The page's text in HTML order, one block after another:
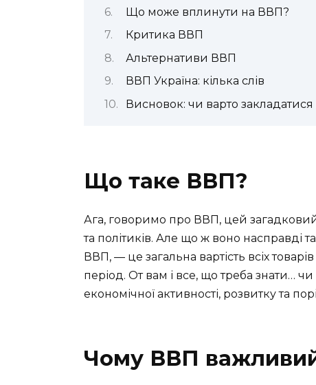
Що може вплинути на ВВП?
Критика ВВП
Альтернативи ВВП
ВВП Україна: кілька слів
Висновок: чи варто
Що таке ВВП?
Ага, говоримо про ВВП, цей загадковий
та політиків. Але що ж воно насправді
ВВП, — це загальна вартість всіх
період. От вам і все, що треба знати…
економічної активності, розвитку та
Чому ВВП